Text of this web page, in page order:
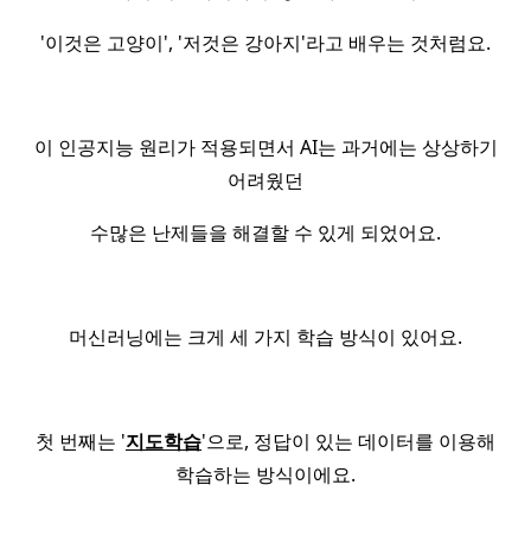
'이것은 고양이', '저것은 강아지'라고 배우는 것처럼요.
이 인공지능 원리가 적용되면서 AI는 과거에는 상상하기
어려웠던
수많은 난제들을 해결할 수 있게 되었어요.
머신러닝에는 크게 세 가지 학습 방식이 있어요.
첫 번째는 '지도학습'으로, 정답이 있는 데이터를 이용해
학습하는 방식이에요.